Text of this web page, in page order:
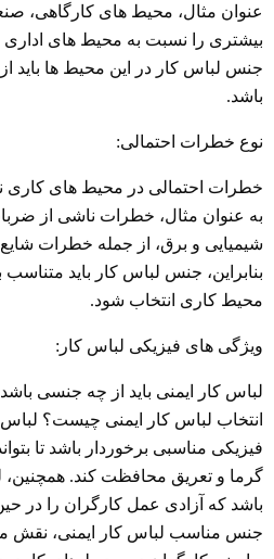
عنوان مثال، محیط های کارگاهی،
بیشتری را نسبت به محیط های اداری و
جنس لباس کار در این محیط ها باید
باشد.
نوع خطرات احتمالی:
خطرات احتمالی در محیط های کاری
به عنوان مثال، خطرات ناشی از
شیمیایی و برق، از جمله خطرات
بنابراین، جنس لباس کار باید
محیط کاری انتخاب شود.
ویژگی های فیزیکی لباس کار:
لباس کار ایمنی باید از چه جنسی
انتخاب لباس کار ایمنی چیست؟ لباس
فیزیکی مناسبی برخوردار باشد تا
گرما و تعریق محافظت کند. همچنین،
باشد که آزادی عمل کارگران را در
جنس مناسب لباس کار ایمنی، نقش